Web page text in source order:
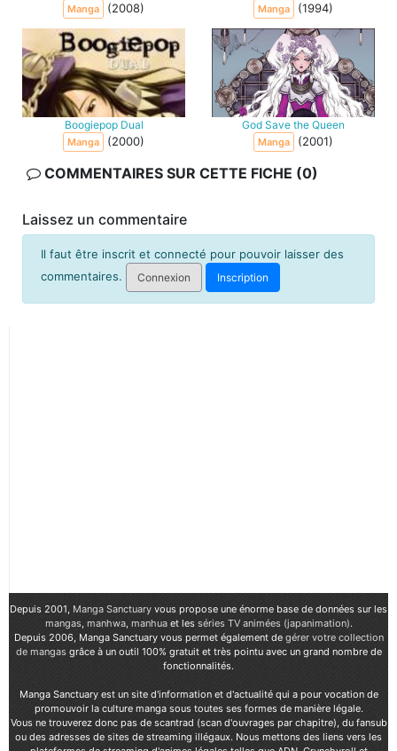
Manga (2008) Manga (1994)
Boogiepop Dual
Manga (2000)
God Save the Queen
Manga (2001)
COMMENTAIRES SUR CETTE FICHE (0)
Laissez un commentaire
Il faut être inscrit et connecté pour pouvoir laisser des
commentaires.
Connexion Inscription
Depuis 2001, Manga Sanctuary vous propose une énorme base de données sur les
mangas, manhwa, manhuaet les séries TV animées (japanimation).
Depuis 2006, Manga Sanctuary vous permet également de gérer votre collection
de mangasgrâce à un outil 100% gratuit et très pointu avec un grand nombre de
fonctionnalités.
Manga Sanctuary est un site d'information et d'actualité qui a pour vocation de
promouvoir la culture manga sous toutes ses formes de manière légale.
Vous ne trouverez donc pas de scantrad (scan d'ouvrages par chapitre), du fansub
ou des adresses de sites de streaming illégaux. Nous mettons des liens vers les